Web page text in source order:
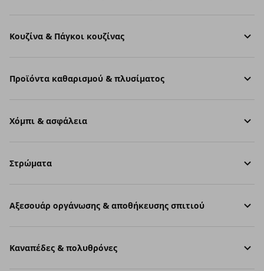
Κουζίνα & Πάγκοι κουζίνας
Προϊόντα καθαρισμού & πλυσίματος
Χόμπι & ασφάλεια
Στρώματα
Aξεσουάρ οργάνωσης & αποθήκευσης σπιτιού
Καναπέδες & πολυθρόνες